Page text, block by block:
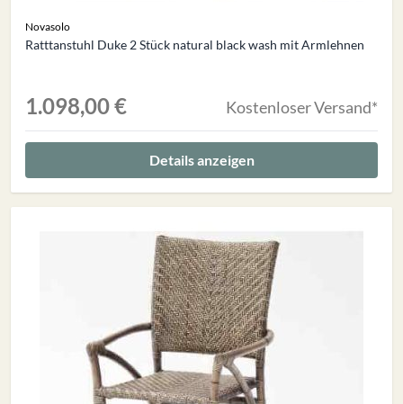
Novasolo
Ratttanstuhl Duke 2 Stück natural black wash mit Armlehnen
1.098,00 € Kostenloser Versand*
Details anzeigen